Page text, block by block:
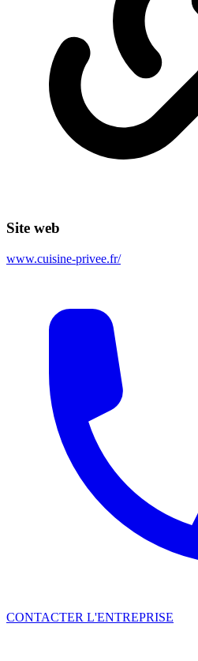
Site web
www.cuisine-privee.fr/
CONTACTER L'ENTREPRISE